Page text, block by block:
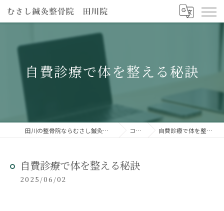
自費診療で体を整える秘訣
田川の整骨院ならむさし鍼灸整骨院 田川院 コラム 自費診療で体を整える秘訣
自費診療で体を整える秘訣
2025/06/02